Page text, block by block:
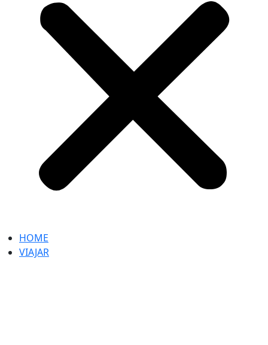
HOME
VIAJAR